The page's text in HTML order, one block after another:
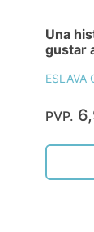
Una
gustar
ESLAVA
PVP.